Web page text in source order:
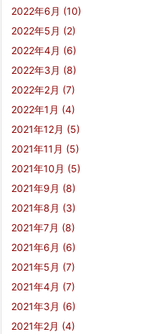
2022年6月 (10)
2022年5月 (2)
2022年4月 (6)
2022年3月 (8)
2022年2月 (7)
2022年1月 (4)
2021年12月 (5)
2021年11月 (5)
2021年10月 (5)
2021年9月 (8)
2021年8月 (3)
2021年7月 (8)
2021年6月 (6)
2021年5月 (7)
2021年4月 (7)
2021年3月 (6)
2021年2月 (4)